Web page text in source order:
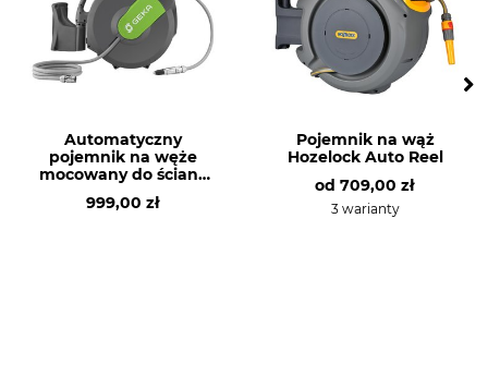
Automatyczny
pojemnik na węże
mocowany do ściany
Geka K25
999,00 zł
Pojemnik na wąż
Hozelock Auto Reel
od 709,00 zł
3 warianty